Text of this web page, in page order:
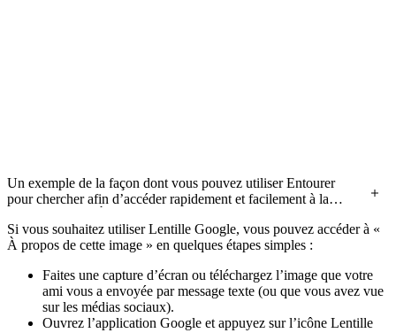
Un exemple de la façon dont vous pouvez utiliser Entourer
pour chercher afin d’accéder rapidement et facilement à la
Lenticular Cloud over Harold's Cross Dublin Ireland taken at
11:30AM, 30th June 2025 » par Omnisource5, sous licence
Si vous souhaitez utiliser Lentille Google, vous pouvez accéder à «
À propos de cette image » en quelques étapes simples :
Faites une capture d’écran ou téléchargez l’image que votre
ami vous a envoyée par message texte (ou que vous avez vue
sur les médias sociaux).
Ouvrez l’application Google et appuyez sur l’icône Lentille